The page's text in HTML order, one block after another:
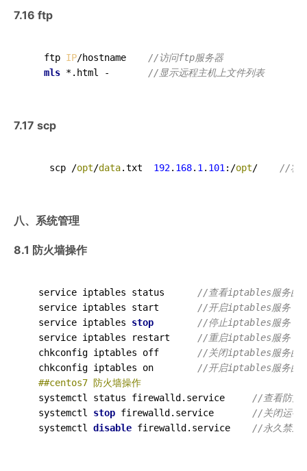
7.16 ftp
   ftp
IP/hostname //访问ftp服务器
mls *.html - //显示远程主机上文件列表
7.17 scp
	scp /
opt/data.txt 192. 168. 1 . 101 :/opt/ //将
八、系统管理
8.1 防火墙操作
  service iptables status
//查看iptables服务的
  service iptables start
//开启iptables服务
  service iptables
stop
//停止iptables服务
  service iptables restart
//重启iptables服务
  chkconfig iptables off
//关闭iptables服务的
  chkconfig iptables on
//开启iptables服务的
##centos7 防火墙操作
  systemctl status firewalld.service
//查看防火
  systemctl
stop firewalld.service //关闭运行
  systemctl
disable firewalld.service //永久禁止